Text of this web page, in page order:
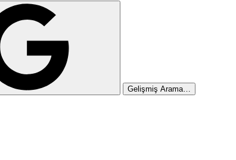
Gelişmiş Arama…